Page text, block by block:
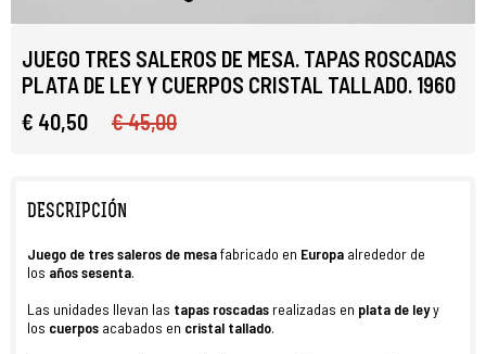
JUEGO TRES SALEROS DE MESA. TAPAS ROSCADAS
PLATA DE LEY Y CUERPOS CRISTAL TALLADO. 1960
€ 40,50
€ 45,00
DESCRIPCIÓN
Juego de tres saleros de mesafabricado en Europa alrededor de
los años sesenta.
Las unidades llevan las tapas roscadas realizadas en plata de leyy
los cuerpos acabados en cristal tallado.